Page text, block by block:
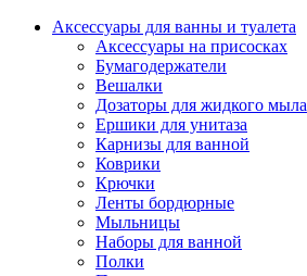
Аксессуары для ванны и туалета
Аксессуары на присосках
Бумагодержатели
Вешалки
Дозаторы для жидкого мыла
Ершики для унитаза
Карнизы для ванной
Коврики
Крючки
Ленты бордюрные
Мыльницы
Наборы для ванной
Полки